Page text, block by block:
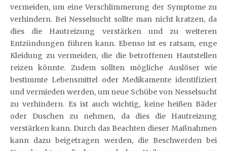
vermeiden, um eine Verschlimmerung der Symptome zu
verhindern. Bei Nesselsucht sollte man nicht kratzen, da
dies die Hautreizung verstärken und zu weiteren
Entzündungen führen kann. Ebenso ist es ratsam, enge
Kleidung zu vermeiden, die die betroffenen Hautstellen
reizen könnte. Zudem sollten mögliche Auslöser wie
bestimmte Lebensmittel oder Medikamente identifiziert
und vermieden werden, um neue Schübe von Nesselsucht
zu verhindern. Es ist auch wichtig, keine heißen Bäder
oder Duschen zu nehmen, da dies die Hautreizung
verstärken kann. Durch das Beachten dieser Maßnahmen
kann dazu beigetragen werden, die Beschwerden bei